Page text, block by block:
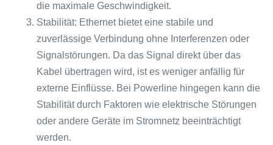
die maximale Geschwindigkeit.
Stabilität: Ethernet bietet eine stabile und
zuverlässige Verbindung ohne Interferenzen oder
Signalstörungen. Da das Signal direkt über das
Kabel übertragen wird, ist es weniger anfällig für
externe Einflüsse. Bei Powerline hingegen kann die
Stabilität durch Faktoren wie elektrische Störungen
oder andere Geräte im Stromnetz beeinträchtigt
werden.